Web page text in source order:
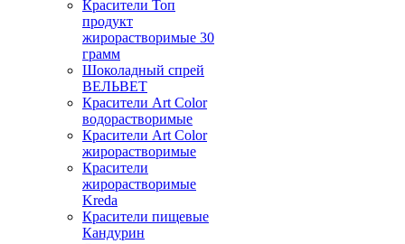
Красители Топ
продукт
жирорастворимые 30
грамм
Шоколадный спрей
ВЕЛЬВЕТ
Красители Art Color
водорастворимые
Красители Art Color
жирорастворимые
Красители
жирорастворимые
Kreda
Красители пищевые
Кандурин